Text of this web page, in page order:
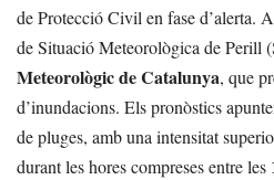
de Protecció Civil en fase d’alerta.
de Situació Meteorològica de Perill
Meteorològic de Catalunya, que
d’inundacions. Els pronòstics
de pluges, amb una intensitat
durant les hores compreses entre les